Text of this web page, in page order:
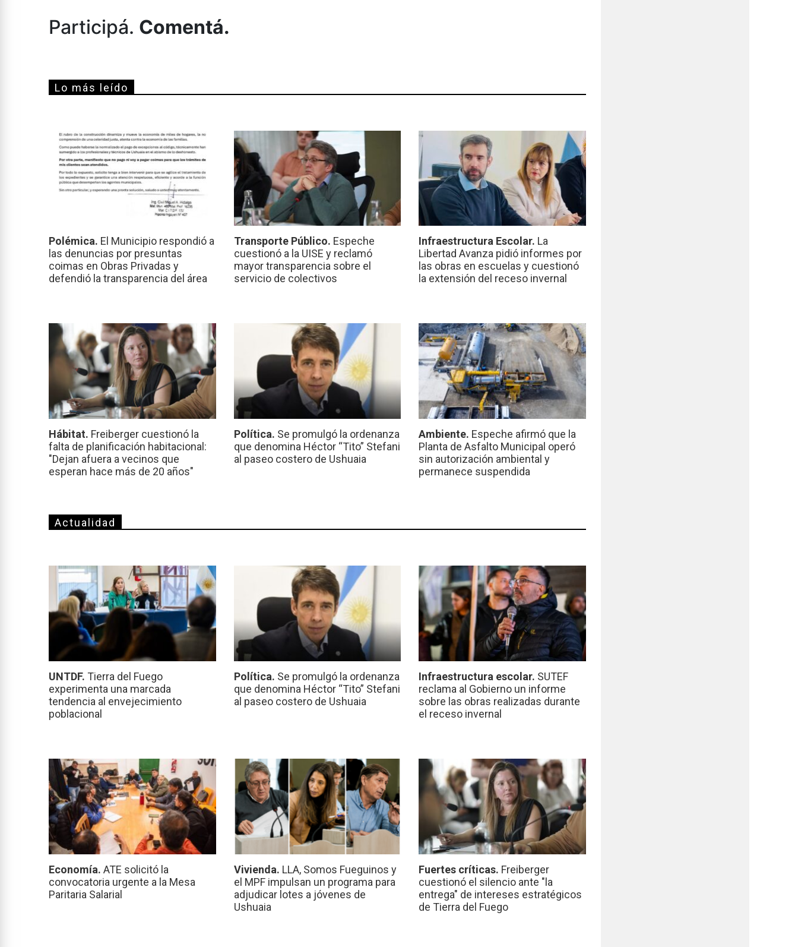
Participá. Comentá.
Lo más leído
Polémica. El Municipio respondió a
las denuncias por presuntas
coimas en Obras Privadas y
defendió la transparencia del área
Transporte Público. Espeche
cuestionó a la UISE y reclamó
mayor transparencia sobre el
servicio de colectivos
Infraestructura Escolar. La
Libertad Avanza pidió informes por
las obras en escuelas y cuestionó
la extensión del receso invernal
Hábitat. Freiberger cuestionó la
falta de planificación habitacional:
"Dejan afuera a vecinos que
esperan hace más de 20 años"
Política. Se promulgó la ordenanza
que denomina Héctor “Tito” Stefani
al paseo costero de Ushuaia
Ambiente. Espeche afirmó que la
Planta de Asfalto Municipal operó
sin autorización ambiental y
permanece suspendida
Actualidad
UNTDF. Tierra del Fuego
experimenta una marcada
tendencia al envejecimiento
poblacional
Política. Se promulgó la ordenanza
que denomina Héctor “Tito” Stefani
al paseo costero de Ushuaia
Infraestructura escolar. SUTEF
reclama al Gobierno un informe
sobre las obras realizadas durante
el receso invernal
Economía. ATE solicitó la
convocatoria urgente a la Mesa
Paritaria Salarial
Vivienda. LLA, Somos Fueguinos y
el MPF impulsan un programa para
adjudicar lotes a jóvenes de
Ushuaia
Fuertes críticas. Freiberger
cuestionó el silencio ante "la
entrega" de intereses estratégicos
de Tierra del Fuego